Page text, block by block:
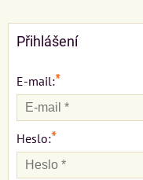
Přihlášení
E-mail:*
Heslo:*